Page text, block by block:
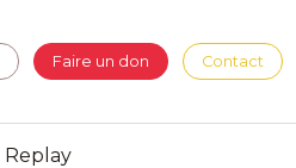
Faire un don Contact
Replay